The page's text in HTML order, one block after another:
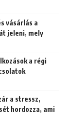
vásárlás a
jeleni, mely
a régi
a stressz,
hordozza, ami